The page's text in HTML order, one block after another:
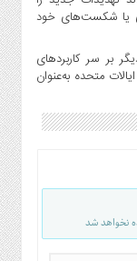
یا شکست‌های خود
بر سر کاربردهای
متحده به‌عنوان
نخواهد شد